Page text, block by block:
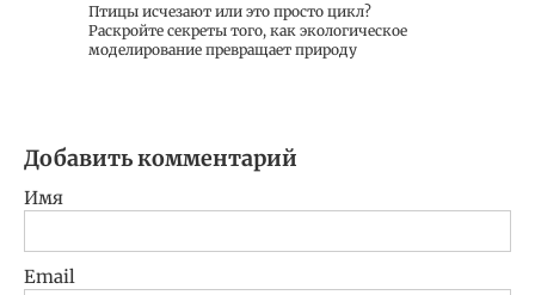
Птицы исчезают или это просто цикл?
Раскройте секреты того, как экологическое
моделирование превращает природу
Добавить комментарий
Имя
Email